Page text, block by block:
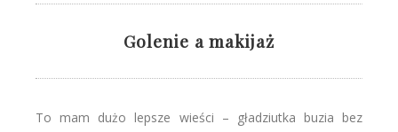
Golenie a makijaż
To mam dużo lepsze wieści – gładziutka buzia bez